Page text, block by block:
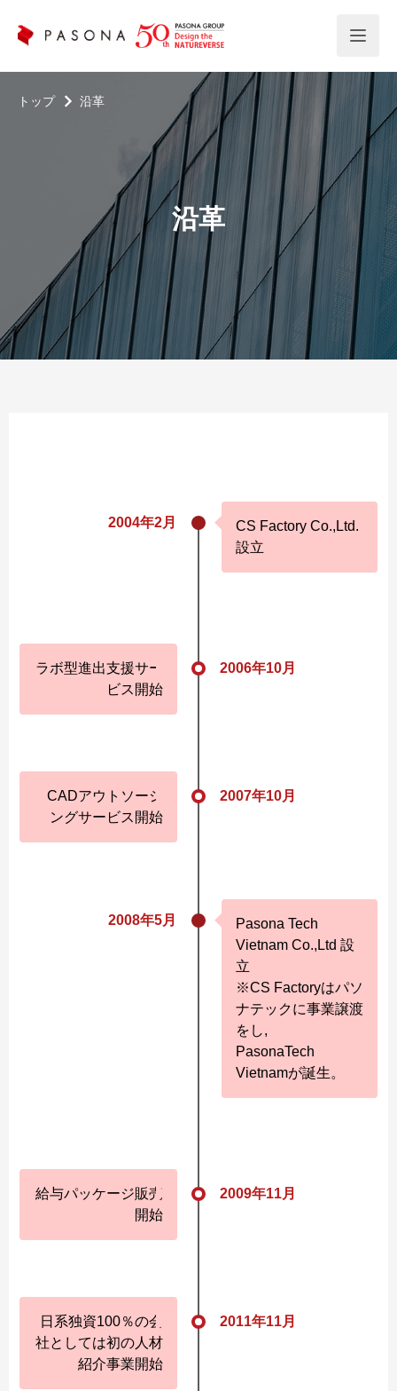
トップ 沿革
沿革
2004年2月
CS Factory Co.,Ltd.
設立
ラボ型進出支援サー
ビス開始
2006年10月
CADアウトソーシ
ングサービス開始
2007年10月
2008年5月
Pasona Tech
Vietnam Co.,Ltd 設
立
※CS Factoryはパソ
ナテックに事業譲渡
をし,
PasonaTech
Vietnamが誕生。
給与パッケージ販売
開始
2009年11月
日系独資100％の会
社としては初の人材
紹介事業開始
2011年11月